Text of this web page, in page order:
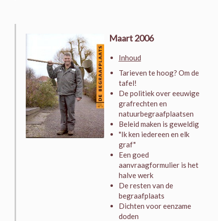
Maart 2006
Inhoud
Tarieven te hoog? Om de
tafel!
De politiek over eeuwige
grafrechten en
natuurbegraafplaatsen
Beleid maken is geweldig
"Ik ken iedereen en elk
graf"
Een goed
aanvraagformulier is het
halve werk
De resten van de
begraafplaats
Dichten voor eenzame
doden